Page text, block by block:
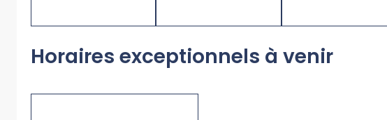
Horaires exceptionnels à venir